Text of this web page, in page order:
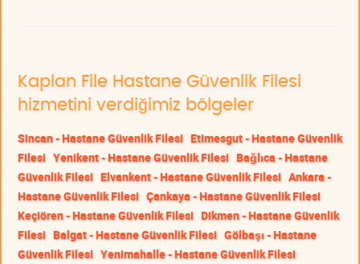
Kaplan File Hastane Güvenlik Filesi
hizmetini verdiğimiz bölgeler
Sincan - Hastane Güvenlik Filesi Etimesgut - Hastane Güvenlik
Filesi Yenikent - Hastane Güvenlik Filesi Bağlıca - Hastane
Güvenlik Filesi Elvankent - Hastane Güvenlik Filesi Ankara -
Hastane Güvenlik Filesi Çankaya - Hastane Güvenlik Filesi
Keçiören - Hastane Güvenlik Filesi Dikmen - Hastane Güvenlik
Filesi Balgat - Hastane Güvenlik Filesi Gölbaşı - Hastane
Güvenlik Filesi Yenimahalle - Hastane Güvenlik Filesi